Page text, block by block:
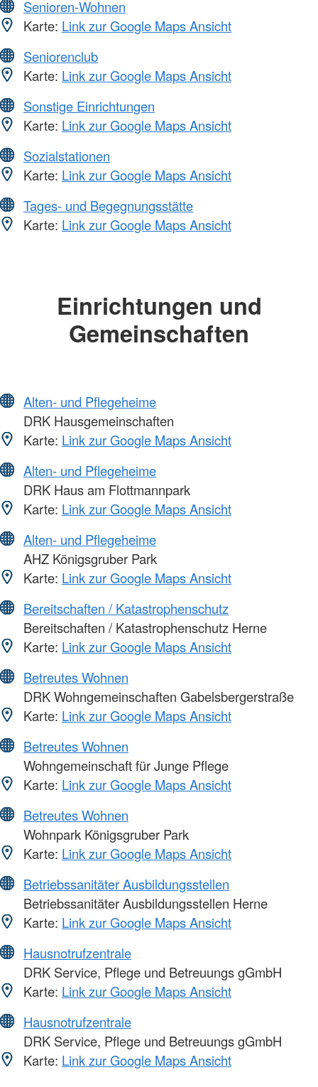
Senioren-Wohnen
Karte: Link zur Google Maps Ansicht
Seniorenclub
Karte: Link zur Google Maps Ansicht
Sonstige Einrichtungen
Karte: Link zur Google Maps Ansicht
Sozialstationen
Karte: Link zur Google Maps Ansicht
Tages- und Begegnungsstätte
Karte: Link zur Google Maps Ansicht
Einrichtungen und
Gemeinschaften
Alten- und Pflegeheime
DRK Hausgemeinschaften
Karte: Link zur Google Maps Ansicht
Alten- und Pflegeheime
DRK Haus am Flottmannpark
Karte: Link zur Google Maps Ansicht
Alten- und Pflegeheime
AHZ Königsgruber Park
Karte: Link zur Google Maps Ansicht
Bereitschaften / Katastrophenschutz
Bereitschaften / Katastrophenschutz Herne
Karte: Link zur Google Maps Ansicht
Betreutes Wohnen
DRK Wohngemeinschaften Gabelsbergerstraße
Karte: Link zur Google Maps Ansicht
Betreutes Wohnen
Wohngemeinschaft für Junge Pflege
Karte: Link zur Google Maps Ansicht
Betreutes Wohnen
Wohnpark Königsgruber Park
Karte: Link zur Google Maps Ansicht
Betriebssanitäter Ausbildungsstellen
Betriebssanitäter Ausbildungsstellen Herne
Karte: Link zur Google Maps Ansicht
Hausnotrufzentrale
DRK Service, Pflege und Betreuungs gGmbH
Karte: Link zur Google Maps Ansicht
Hausnotrufzentrale
DRK Service, Pflege und Betreuungs gGmbH
Karte: Link zur Google Maps Ansicht